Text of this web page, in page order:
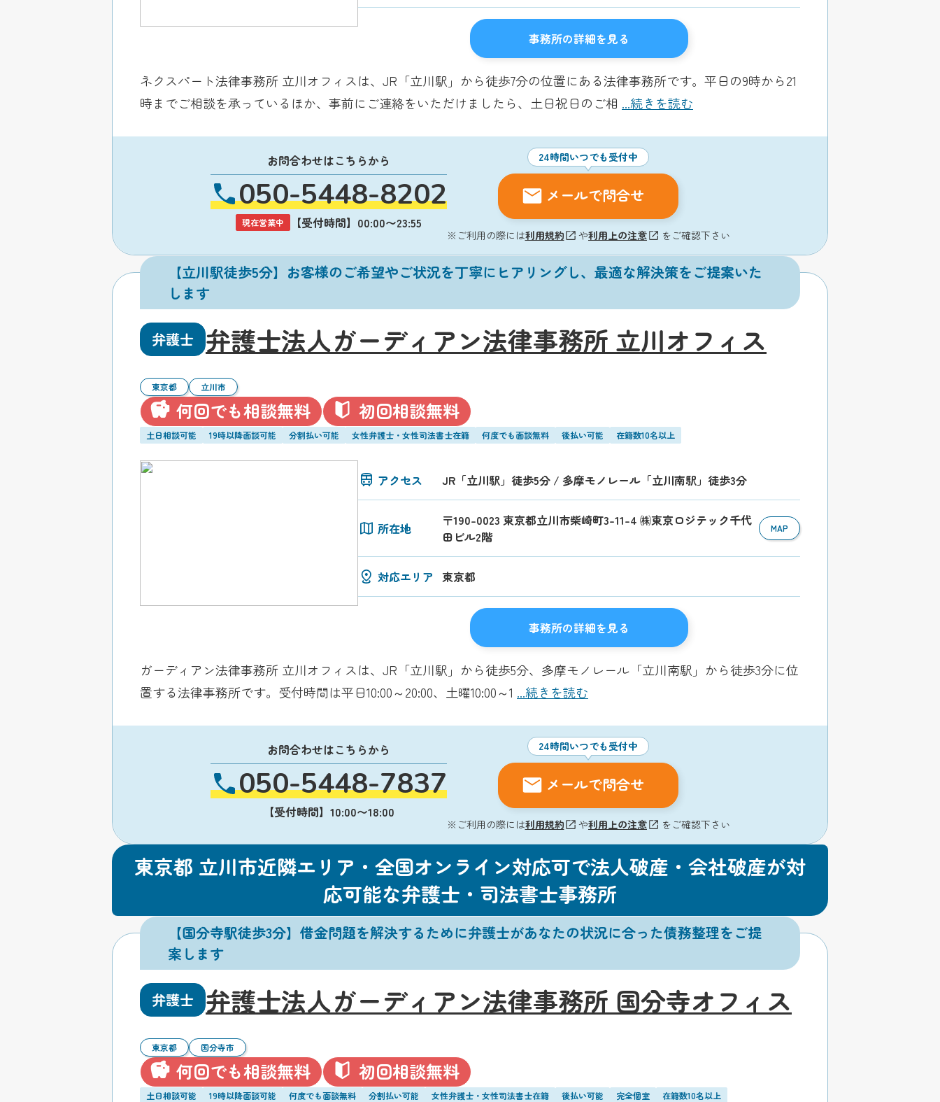
事務所の詳細を見る
ネクスパート法律事務所 立川オフィスは、JR「立川駅」から徒歩7分の位置にある法律事務所です。平日の9時から21
時までご相談を承っているほか、事前にご連絡をいただけましたら、土日祝日のご相 ...続きを読む
お問合わせはこちらから
050-5448-8202
現在営業中 【受付時間】00:00〜23:55
24時間いつでも受付中
メールで問合せ
※ご利用の際には利用規約 や利用上の注意 をご確認下さい
【立川駅徒歩5分】お客様のご希望やご状況を丁寧にヒアリングし、最適な解決策をご提案いた
します
弁護士 弁護士法人ガーディアン法律事務所 立川オフィス
東京都 立川市
何回でも相談無料 初回相談無料
土日相談可能 19時以降面談可能 分割払い可能 女性弁護士・女性司法書士在籍 何度でも面談無料 後払い可能 在籍数10名以上
アクセス JR「立川駅」徒歩5分 / 多摩モノレール「立川南駅」徒歩3分
所在地
〒190-0023 東京都立川市柴崎町3-11-4 ㈱東京ロジテック千代
田ビル2階
MAP
対応エリア 東京都
事務所の詳細を見る
ガーディアン法律事務所 立川オフィスは、JR「立川駅」から徒歩5分、多摩モノレール「立川南駅」から徒歩3分に位
置する法律事務所です。受付時間は平日10:00～20:00、土曜10:00～1 ...続きを読む
お問合わせはこちらから
050-5448-7837
【受付時間】10:00〜18:00
24時間いつでも受付中
メールで問合せ
※ご利用の際には利用規約 や利用上の注意 をご確認下さい
東京都 立川市近隣エリア・全国オンライン対応可で法人破産・会社破産が対
応可能な弁護士・司法書士事務所
【国分寺駅徒歩3分】借金問題を解決するために弁護士があなたの状況に合った債務整理をご提
案します
弁護士 弁護士法人ガーディアン法律事務所 国分寺オフィス
東京都 国分寺市
何回でも相談無料 初回相談無料
土日相談可能 19時以降面談可能 何度でも面談無料 分割払い可能 女性弁護士・女性司法書士在籍 後払い可能 完全個室 在籍数10名以上